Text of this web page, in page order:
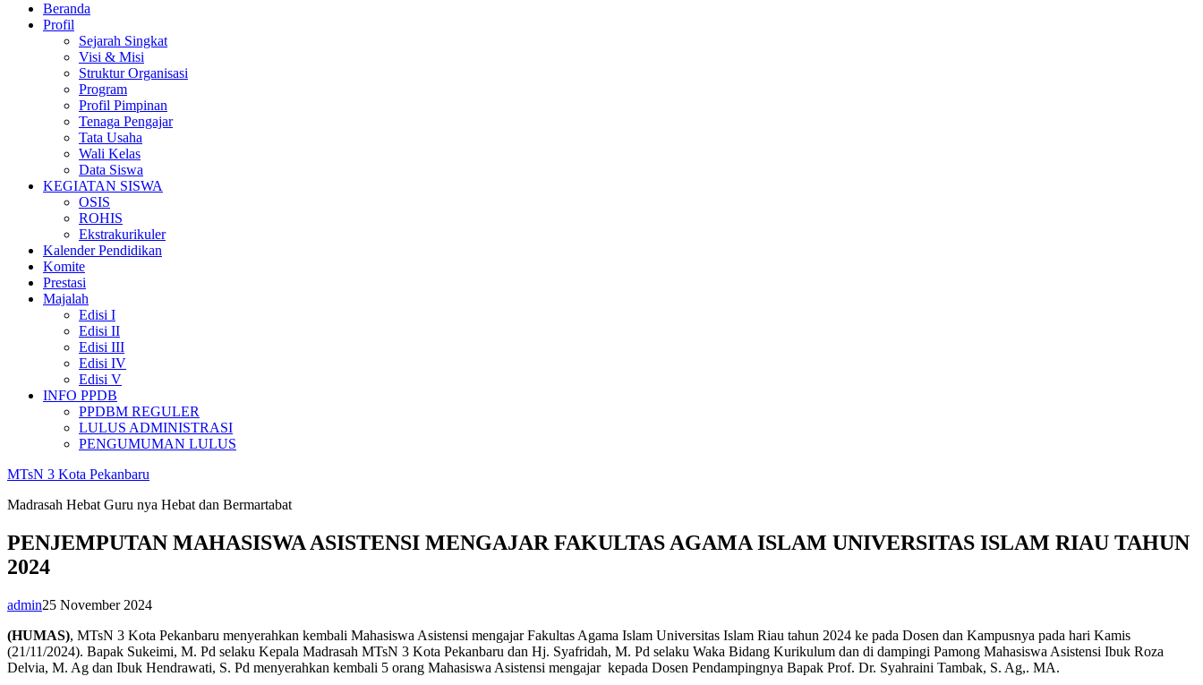
Beranda
Profil
Sejarah Singkat
Visi & Misi
Struktur Organisasi
Program
Profil Pimpinan
Tenaga Pengajar
Tata Usaha
Wali Kelas
Data Siswa
KEGIATAN SISWA
OSIS
ROHIS
Ekstrakurikuler
Kalender Pendidikan
Komite
Prestasi
Majalah
Edisi I
Edisi II
Edisi III
Edisi IV
Edisi V
INFO PPDB
PPDBM REGULER
LULUS ADMINISTRASI
PENGUMUMAN LULUS
MTsN 3 Kota Pekanbaru
Madrasah Hebat Guru nya Hebat dan Bermartabat
PENJEMPUTAN MAHASISWA ASISTENSI MENGAJAR FAKULTAS AGAMA ISLAM UNIVERSITAS ISLAM RIAU TAHUN
2024
admin25 November 2024
(HUMAS), MTsN 3 Kota Pekanbaru menyerahkan kembali Mahasiswa Asistensi mengajar Fakultas Agama Islam Universitas Islam Riau tahun 2024 ke pada Dosen dan Kampusnya pada hari Kamis
(21/11/2024). Bapak Sukeimi, M. Pd selaku Kepala Madrasah MTsN 3 Kota Pekanbaru dan Hj. Syafridah, M. Pd selaku Waka Bidang Kurikulum dan di dampingi Pamong Mahasiswa Asistensi Ibuk Roza
Delvia, M. Ag dan Ibuk Hendrawati, S. Pd menyerahkan kembali 5 orang Mahasiswa Asistensi mengajar kepada Dosen Pendampingnya Bapak Prof. Dr. Syahraini Tambak, S. Ag,. MA.